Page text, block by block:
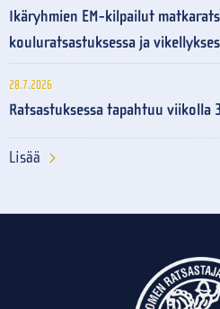
Ikäryhmien EM-kilpailut
kouluratsastuksessa ja
28.7.2026
Ratsastuksessa tapahtuu viikolla
Lisää